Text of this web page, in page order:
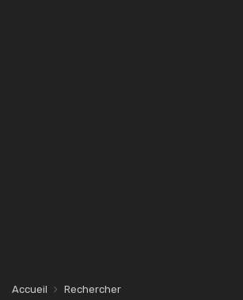
Accueil Rechercher